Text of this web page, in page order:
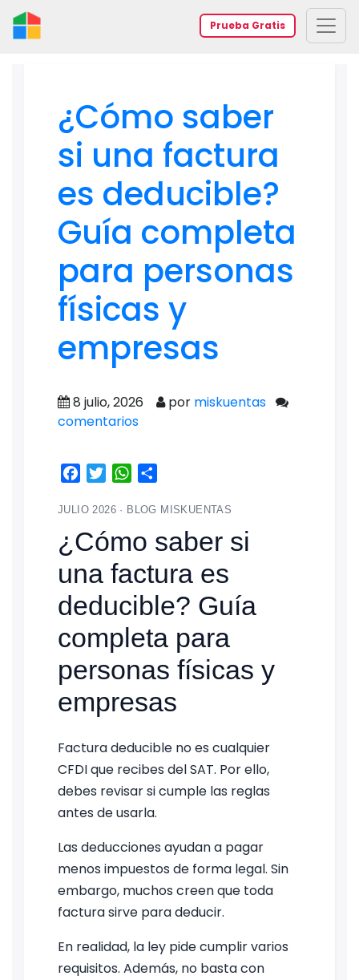
Prueba Gratis
¿Cómo saber
si una factura
es deducible?
Guía completa
para personas
físicas y
empresas
8 julio, 2026 por miskuentas
comentarios
Facebook
TwitterWhatsApp
JULIO 2026 · BLOG MISKUENTAS
¿Cómo saber si
una factura es
deducible? Guía
completa para
personas físicas y
empresas
Factura deducible no es cualquier
CFDI que recibes del SAT. Por ello,
debes revisar si cumple las reglas
antes de usarla.
Las deducciones ayudan a pagar
menos impuestos de forma legal. Sin
embargo, muchos creen que toda
factura sirve para deducir.
En realidad, la ley pide cumplir varios
requisitos. Además, no basta con